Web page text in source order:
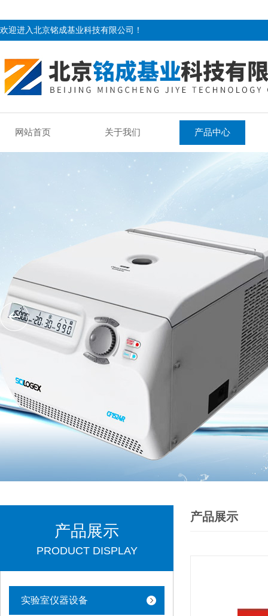
欢迎进入北京铭成基业科技有限公司！
网站首页 关于我们 产品中心
产品展示
PRODUCT DISPLAY
实验室仪器设备
产品展示